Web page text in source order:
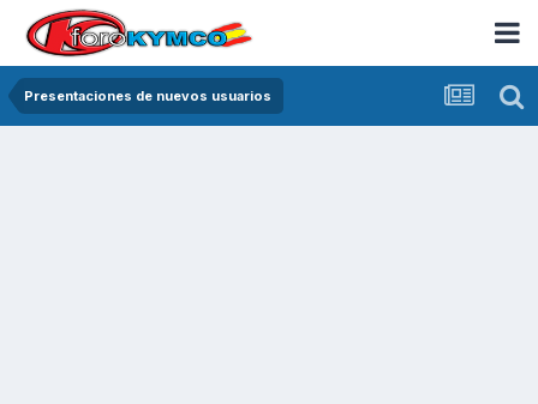
Presentaciones de nuevos usuarios